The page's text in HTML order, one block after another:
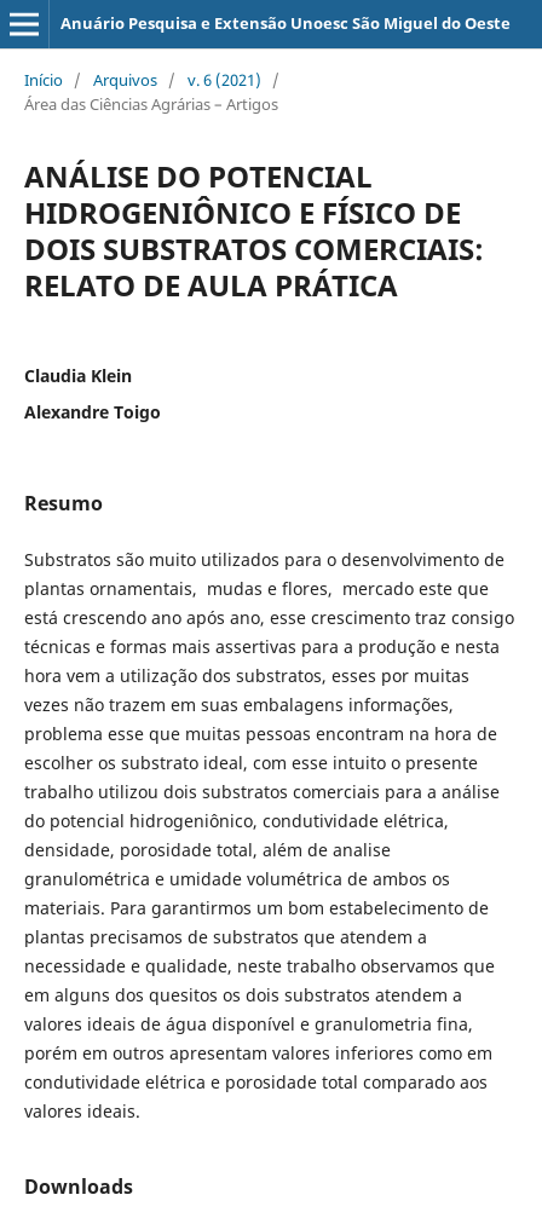
Anuário Pesquisa e Extensão Unoesc São Miguel do Oeste
Início / Arquivos / v. 6 (2021)
/
Área das Ciências Agrárias – Artigos
ANÁLISE DO POTENCIAL
HIDROGENIÔNICO E FÍSICO DE
DOIS SUBSTRATOS COMERCIAIS:
RELATO DE AULA PRÁTICA
Claudia Klein
Alexandre Toigo
Resumo
Substratos são muito utilizados para o desenvolvimento de
plantas ornamentais, mudas e flores, mercado este que
está crescendo ano após ano, esse crescimento traz consigo
técnicas e formas mais assertivas para a produção e nesta
hora vem a utilização dos substratos, esses por muitas
vezes não trazem em suas embalagens informações,
problema esse que muitas pessoas encontram na hora de
escolher os substrato ideal, com esse intuito o presente
trabalho utilizou dois substratos comerciais para a análise
do potencial hidrogeniônico, condutividade elétrica,
densidade, porosidade total, além de analise
granulométrica e umidade volumétrica de ambos os
materiais. Para garantirmos um bom estabelecimento de
plantas precisamos de substratos que atendem a
necessidade e qualidade, neste trabalho observamos que
em alguns dos quesitos os dois substratos atendem a
valores ideais de água disponível e granulometria fina,
porém em outros apresentam valores inferiores como em
condutividade elétrica e porosidade total comparado aos
valores ideais.
Downloads